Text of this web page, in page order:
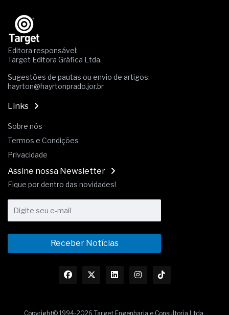
Editora responsável:
Target Editora Gráfica Ltda.
Sugestões de pautas ou envio de artigos:
hayrton@hayrtonprado.jor.br
Links
Sobre nós
Termos e Condições
Privacidade
Assine nossa Newsletter
Fique por dentro das novidades!
Receber Notícias
Copyright© 1994-2026 Target Engenharia e Consultoria Ltda.